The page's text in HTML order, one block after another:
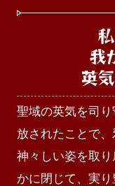
我
英
聖域の英気を司
放されたことで
神々しい姿を取
かに閉じて、実